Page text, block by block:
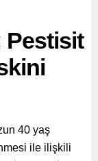
Pestisit
40 yaş
ile ilişkili